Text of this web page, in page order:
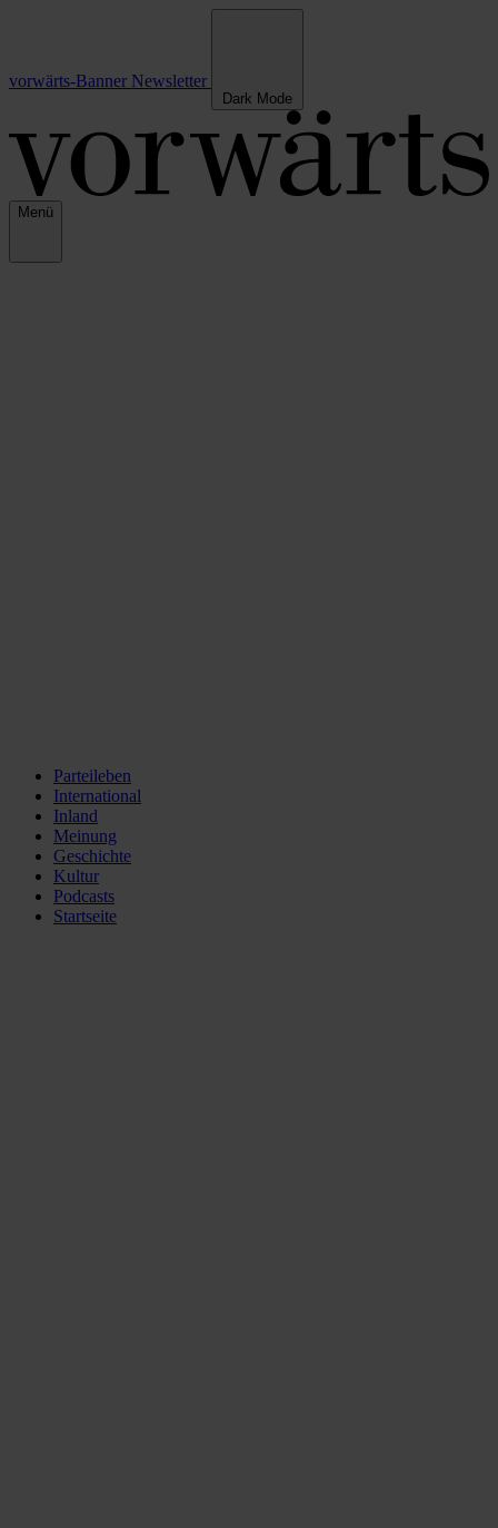
vorwärts-Banner Newsletter
Dark Mode
Menü
Parteileben
International
Inland
Meinung
Geschichte
Kultur
Podcasts
Startseite